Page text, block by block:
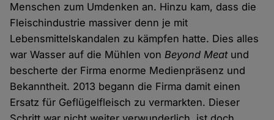
Menschen zum Umdenken an. Hinzu kam, dass die
Fleischindustrie massiver denn je mit
Lebensmittelskandalen zu kämpfen hatte. Dies alles
war Wasser auf die Mühlen vonBeyond Meatund
bescherte der Firma enorme Medienpräsenz und
Bekanntheit. 2013 begann die Firma damit einen
Ersatz für Geflügelfleisch zu vermarkten. Dieser